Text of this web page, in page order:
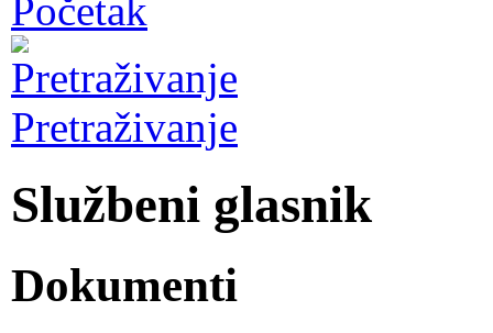
Početak
Pretraživanje
Službeni glasnik
Dokumenti